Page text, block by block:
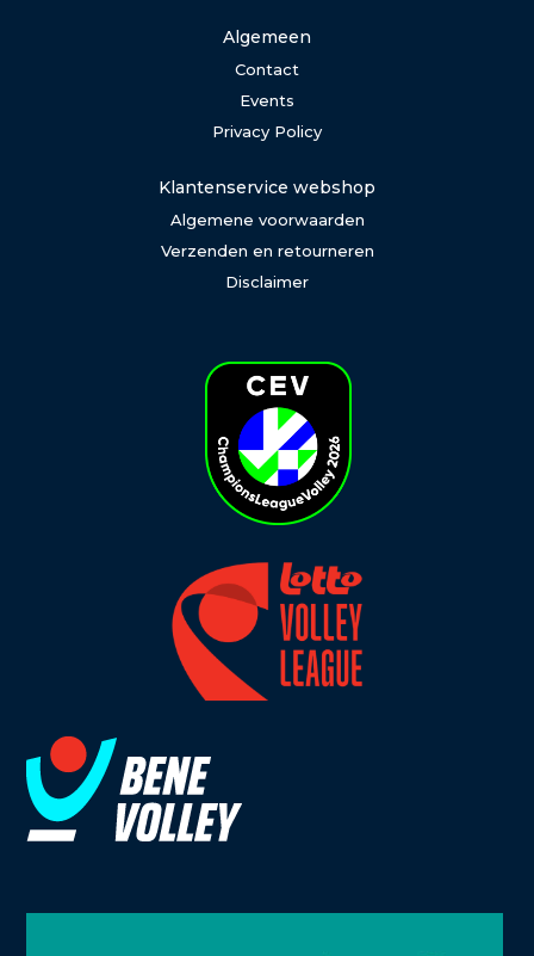
Algemeen
Contact
Events
Privacy Policy
Klantenservice webshop
Algemene voorwaarden
Verzenden en retourneren
Disclaimer